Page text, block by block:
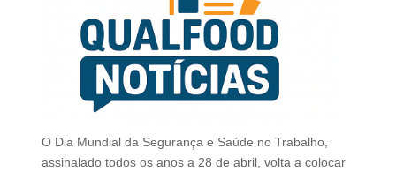
O Dia Mundial da Segurança e Saúde no Trabalho,
assinalado todos os anos a 28 de abril, volta a colocar